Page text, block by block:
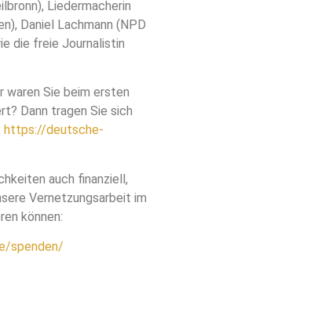
Liedermacherin
Daniel Lachmann (NPD
die freie Journalistin
waren Sie beim ersten
Dann tragen Sie sich
https://deutsche-
auch finanziell,
Vernetzungsarbeit im
können:
spenden/